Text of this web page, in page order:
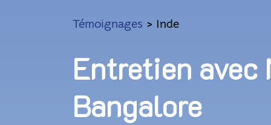
Témoignages > Inde
Entretien avec
Bangalore